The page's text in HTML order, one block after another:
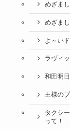
めざま
めざま
よ～い
ラヴィッ
和田明
王様の
タクシ
って！